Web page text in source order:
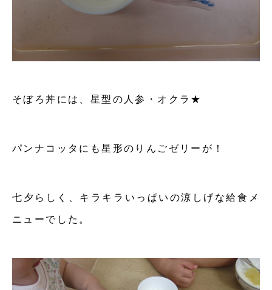
そぼろ丼には、星型の人参・オクラ★
パンナコッタにも星形のりんごゼリーが！
七夕らしく、キラキラいっぱいの涼しげな給食メ
ニューでした。